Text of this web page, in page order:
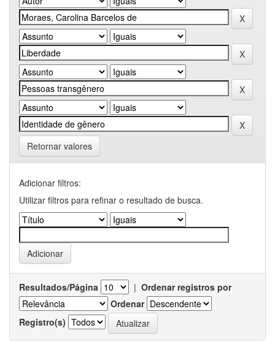
Retornar valores
Adicionar filtros:
Utilizar filtros para refinar o resultado de busca.
Resultados/Página | Ordenar registros por
Ordenar
Registro(s)